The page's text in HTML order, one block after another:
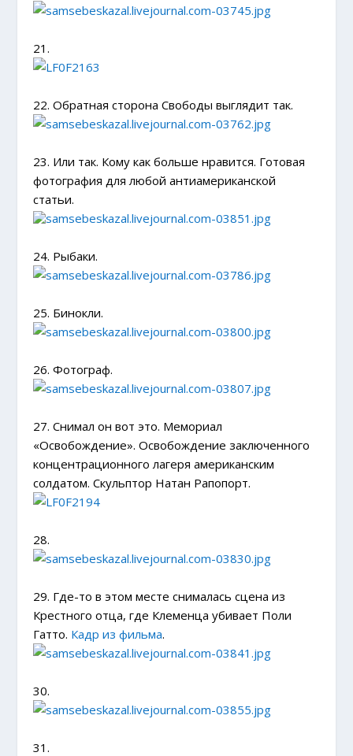
21.
22. Обратная сторона Свободы выглядит так.
23. Или так. Кому как больше нравится. Готовая
фотография для любой антиамериканской
статьи.
24. Рыбаки.
25. Бинокли.
26. Фотограф.
27. Снимал он вот это. Мемориал
«Освобождение». Освобождение заключенного
концентрационного лагеря американским
солдатом. Скульптор Натан Рапопорт.
28.
29. Где-то в этом месте снималась сцена из
Крестного отца, где Клеменца убивает Поли
Гатто. Кадр из фильма.
30.
31.